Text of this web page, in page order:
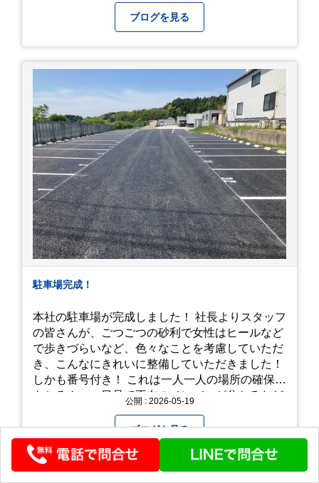
ブログを見る
駐車場完成！
本社の駐車場が完成しました！ 社長よりスタッフ
の皆さんが、ごつごつの砂利で女性はヒールなど
で歩きづらいなど、色々なことを考慮していただ
き、こんなにきれいに整備していただきました！
しかも番号付き！ これは一人一人の場所の確保は
もちろん、一目見て不在のメンバーが分かるなど
は毎月「環境整備点検」を実施し、お客様や共に
働くスタッフの為、会社を皆で良くしていく取り
組みを実施しております！ 心一新！これからも努
力を重ねてまいります！
公開 : 2026-05-19
ブログを見る